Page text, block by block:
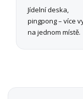
Jídelní deska,
pingpong – více
na jednom místě.